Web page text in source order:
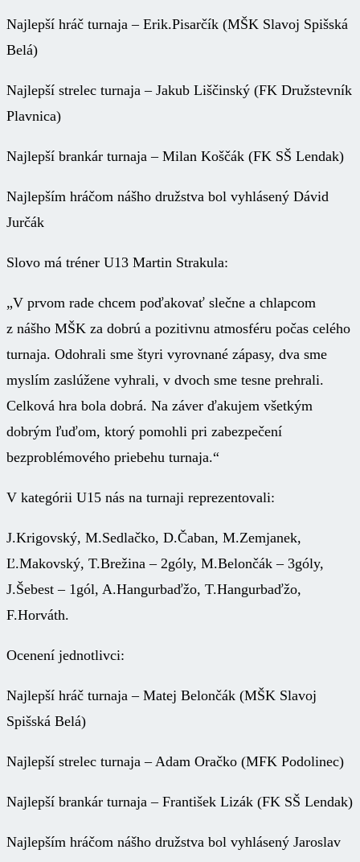
Najlepší hráč turnaja – Erik.Pisarčík (MŠK Slavoj Spišská
Belá)
Najlepší strelec turnaja – Jakub Liščinský (FK Družstevník
Plavnica)
Najlepší brankár turnaja – Milan Koščák (FK SŠ Lendak)
Najlepším hráčom nášho družstva bol vyhlásený Dávid
Jurčák
Slovo má tréner U13 Martin Strakula:
„V prvom rade chcem poďakovať slečne a chlapcom
z nášho MŠK za dobrú a pozitivnu atmosféru počas celého
turnaja. Odohrali sme štyri vyrovnané zápasy, dva sme
myslím zaslúžene vyhrali, v dvoch sme tesne prehrali.
Celková hra bola dobrá. Na záver ďakujem všetkým
dobrým ľuďom, ktorý pomohli pri zabezpečení
bezproblémového priebehu turnaja.“
V kategórii U15 nás na turnaji reprezentovali:
J.Krigovský, M.Sedlačko, D.Čaban, M.Zemjanek,
Ľ.Makovský, T.Brežina – 2góly, M.Belončák – 3góly,
J.Šebest – 1gól, A.Hangurbaďžo, T.Hangurbaďžo,
F.Horváth.
Ocenení jednotlivci:
Najlepší hráč turnaja – Matej Belončák (MŠK Slavoj
Spišská Belá)
Najlepší strelec turnaja – Adam Oračko (MFK Podolinec)
Najlepší brankár turnaja – František Lizák (FK SŠ Lendak)
Najlepším hráčom nášho družstva bol vyhlásený Jaroslav